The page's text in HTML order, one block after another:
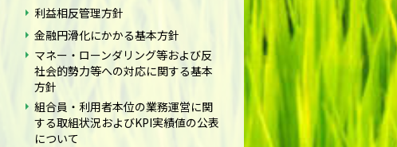
利益相反管理方針
金融円滑化にかかる基本方針
マネー・ローンダリング等および反
社会的勢力等への対応に関する基本
方針
組合員・利用者本位の業務運営に関
する取組状況およびKPI実績値の公表
について